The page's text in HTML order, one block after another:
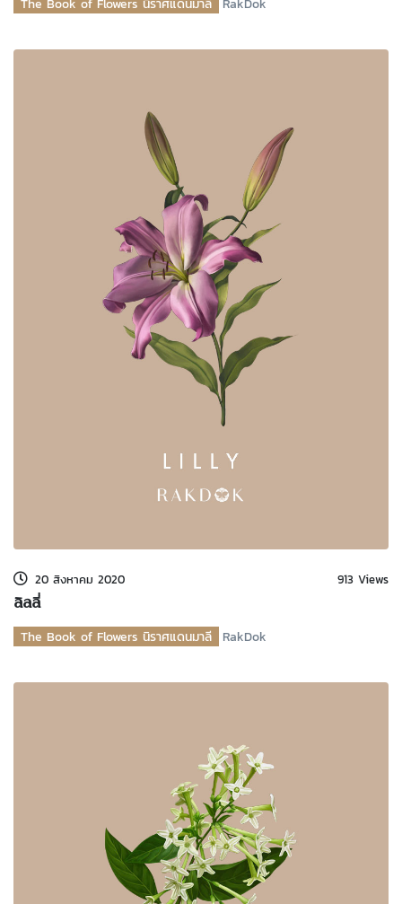
20 สิงหาคม 2020 913 Views
ลิลลี่
The Book of Flowers นิราศแดนมาลี RakDok